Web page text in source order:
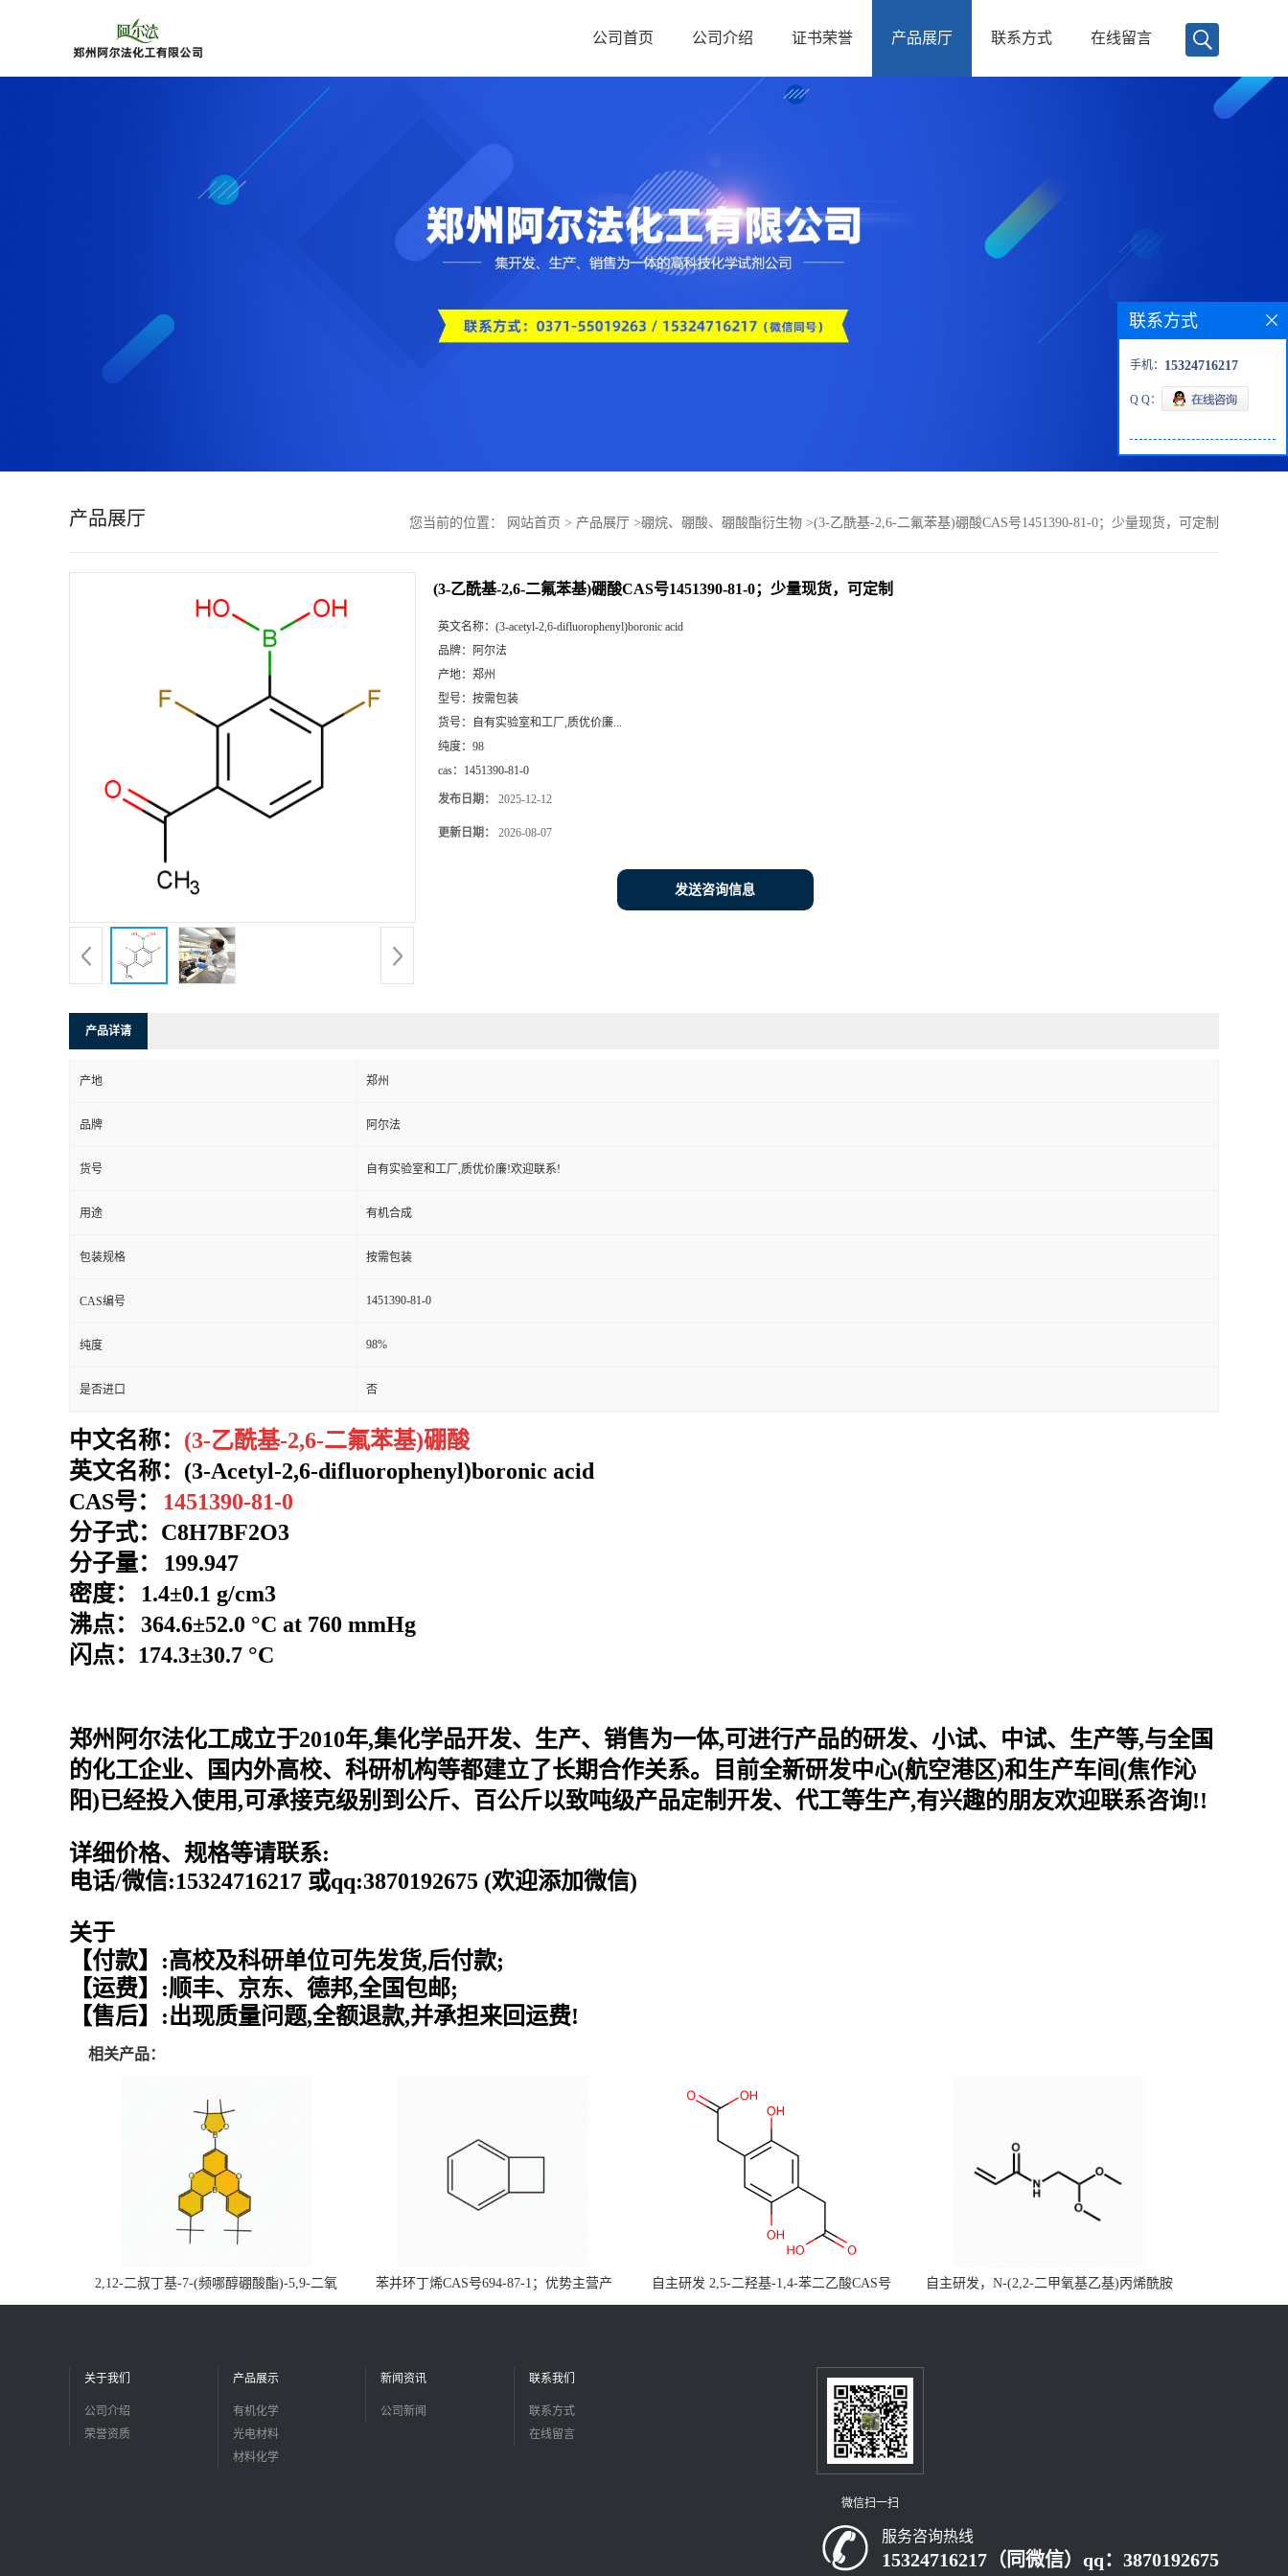
公司首页 公司介绍 证书荣誉 产品展厅 联系方式 在线留言
产品展厅 您当前的位置： 网站首页 > 产品展厅 >硼烷、硼酸、硼酸酯衍生物 >(3-乙酰基-2,6-二氟苯基)硼酸CAS号1451390-81-0；少量现货，可定制
(3-乙酰基-2,6-二氟苯基)硼酸CAS号1451390-81-0；少量现货，可定制
英文名称： (3-acetyl-2,6-difluorophenyl)boronic acid
品牌： 阿尔法
产地： 郑州
型号： 按需包装
货号：
自有实验室和工厂,质优价廉...
纯度： 98
cas： 1451390-81-0
发布日期： 2025-12-12
更新日期： 2026-08-07
发送咨询信息
产品详请
产地 郑州
品牌 阿尔法
货号 自有实验室和工厂,质优价廉!欢迎联系!
用途 有机合成
包装规格 按需包装
CAS编号 1451390-81-0
纯度 98%
是否进口 否
中文名称： (3-乙酰基-2,6-二氟苯基)硼酸
英文名称：(3-Acetyl-2,6-difluorophenyl)boronic acid
CAS号：
1451390-81-0
分子式： C8H7BF2O3
分子量：
199.947
密度：
1.4±0.1 g/cm3
沸点：
364.6±52.0 °C at 760 mmHg
闪点：174.3±30.7 °C
郑州阿尔法化工成立于2010年,集化学品开发、生产、销售为一体,可进行产品的研发、小试、中试、生产等,与全国
的化工企业、国内外高校、科研机构等都建立了长期合作关系。目前全新研发中心(航空港区)和生产车间(焦作沁
阳)已经投入使用,可承接克级别到公斤、百公斤以致吨级产品定制开发、代工等生产,有兴趣的朋友欢迎联系咨询!!
详细价格、规格等请联系:
电话/微信:15324716217 或qq:3870192675 (欢迎添加微信)
关于
【付款】:高校及科研单位可先发货,后付款;
【运费】:顺丰、京东、德邦,全国包邮;
【售后】:出现质量问题,全额退款,并承担来回运费!
相关产品：
2,12-二叔丁基-7-(频哪醇硼酸酯)-5,9-二氧
杂-13b-硼萘并[3,2,1-de]蒽CAS号2648896-
苯并环丁烯CAS号694-87-1；优势主营产
品，现货直发，大小包装均可
自主研发 2,5-二羟基-1,4-苯二乙酸CAS号
5488-16-4；公斤级现货优势供应，质量保
自主研发，N-(2,2-二甲氧基乙基)丙烯酰胺
CAS号49707-23-5；丙烯酰胺类单体优势供
联系方式
手机： 15324716217
Q Q：
关于我们
公司介绍
荣誉资质
产品展示
有机化学
光电材料
材料化学
新闻资讯
公司新闻
联系我们
联系方式
在线留言
微信扫一扫
服务咨询热线
15324716217（同微信）qq：3870192675